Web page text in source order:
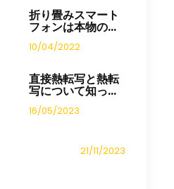
折り畳みスマート
フォンは本物の...
10/04/2022
直接熱転写と熱転
写について知っ...
16/05/2023
21/11/2023